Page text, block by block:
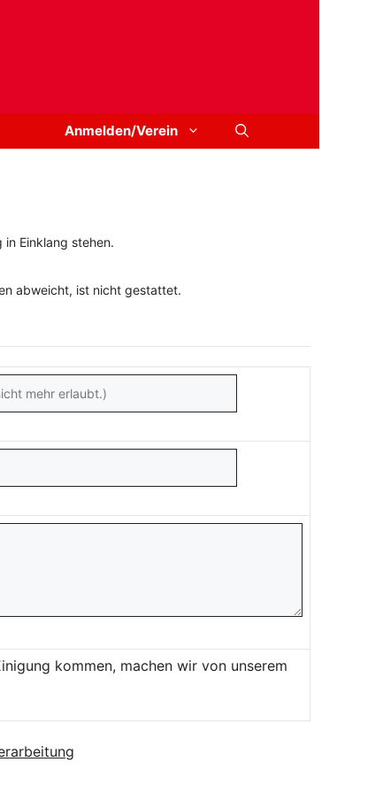
Anmelden/Verein
Einklang stehen.
abweicht, ist nicht gestattet.
kommen, machen wir von unserem